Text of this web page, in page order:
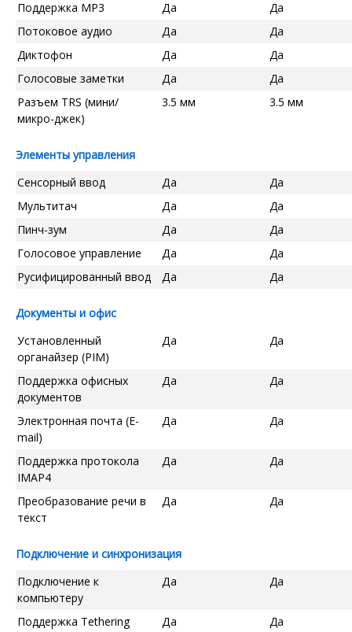
Поддержка MP3 Да
Да
Потоковое аудио
Да
Да
Диктофон
Да
Да
Голосовые заметки
Да
Да
Разъем TRS (мини/
микро-джек)
3.5 мм 3.5 мм
Элементы управления
Сенсорный ввод
Да
Да
Мультитач
Да
Да
Пинч-зум
Да
Да
Голосовое управление
Да
Да
Русифицированный ввод
Да Да
Документы и офис
Установленный
органайзер (PIM)
Да Да
Поддержка офисных
документов
Да Да
Электронная почта (E-
mail)
Да Да
Поддержка протокола
IMAP4
Да Да
Преобразование речи в
текст
Да Да
Подключение и синхронизация
Подключение к
компьютеру
Да Да
Поддержка Tethering Да
Да